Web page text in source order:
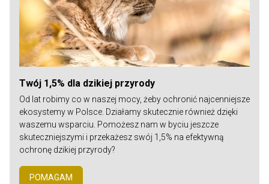
Twój 1,5% dla dzikiej przyrody
Od lat robimy co w naszej mocy, żeby ochronić najcenniejsze
ekosystemy w Polsce. Działamy skutecznie również dzięki
waszemu wsparciu. Pomożesz nam w byciu jeszcze
skuteczniejszymi i przekażesz swój 1,5% na efektywną
ochronę dzikiej przyrody?
POMAGAM